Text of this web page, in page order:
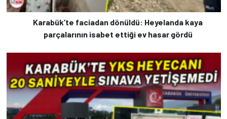
Karabük’te faciadan dönüldü: Heyelanda kaya
parçalarının isabet ettiği ev hasar gördü